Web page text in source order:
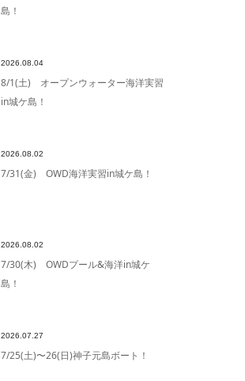
島！
2026.08.04
8/1(土) オープンウォーター海洋実習
in城ケ島！
2026.08.02
7/31(金) OWD海洋実習in城ケ島！
2026.08.02
7/30(木) OWDプール&海洋in城ケ
島！
2026.07.27
7/25(土)〜26(日)神子元島ボート！